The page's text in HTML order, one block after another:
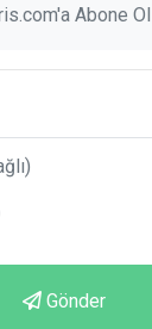
Abone Ol
Gönder